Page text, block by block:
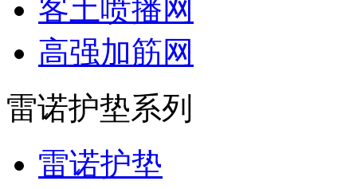
客土喷播网
高强加筋网
雷诺护垫系列
雷诺护垫